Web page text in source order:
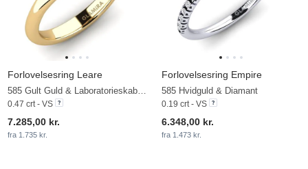
Forlovelsesring Leare
0.47 crt - VS
7.285,00 kr.
fra 1.735 kr.
Forlovelsesring Empire
585 Hvidguld & Diamant
0.19 crt - VS
6.348,00 kr.
fra 1.473 kr.